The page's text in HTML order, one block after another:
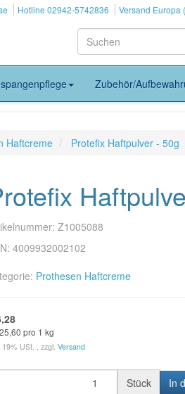
Hotline 02942-5742836 Versand Europa
Zubehör/
Haftcreme Protefix Haftpulver - 50g
Z1005088
4009932002102
Prothesen Haftcreme
pro 1 kg
19% USt. , zzgl. Versand
Stück In